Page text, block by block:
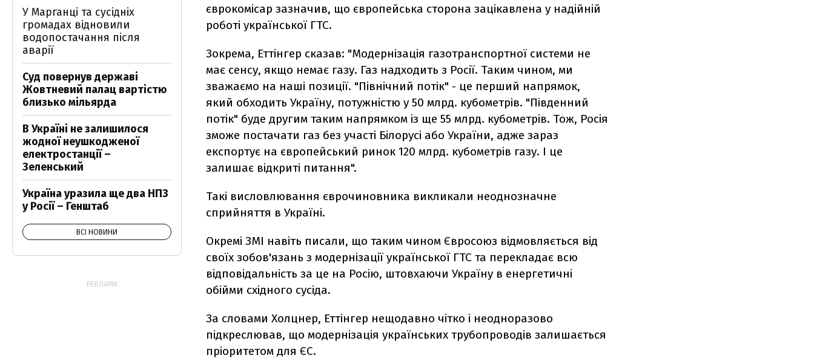
єврокомісар зазначив, що європейська сторона зацікавлена у надійній
роботі української ГТС.
Зокрема, Еттінгер сказав: "Модернізація газотранспортної системи не
має сенсу, якщо немає газу. Газ надходить з Росії. Таким чином, ми
зважаємо на наші позиції. "Північний потік" - це перший напрямок,
який обходить Україну, потужністю у 50 млрд. кубометрів. "Південний
потік" буде другим таким напрямком із ще 55 млрд. кубометрів. Тож, Росія
зможе постачати газ без участі Білорусі або України, адже зараз
експортує на європейський ринок 120 млрд. кубометрів газу. І це
залишає відкриті питання".
Такі висловлювання єврочиновника викликали неоднозначне
сприйняття в Україні.
Окремі ЗМІ навіть писали, що таким чином Євросоюз відмовляється від
своїх зобов'язань з модернізації української ГТС та перекладає всю
відповідальність за це на Росію, штовхаючи Україну в енергетичні
обійми східного сусіда.
За словами Холцнер, Еттінгер нещодавно чітко і неодноразово
підкреслював, що модернізація українських трубопроводів залишається
пріоритетом для ЄС.
У Марганці та сусідніх
громадах відновили
водопостачання після
аварії
Суд повернув державі
Жовтневий палац вартістю
близько мільярда
В Україні не залишилося
жодної неушкодженої
електростанції –
Зеленський
Україна уразила ще два НПЗ
у Росії – Генштаб
ВСІ НОВИНИ
РЕКЛАМА: